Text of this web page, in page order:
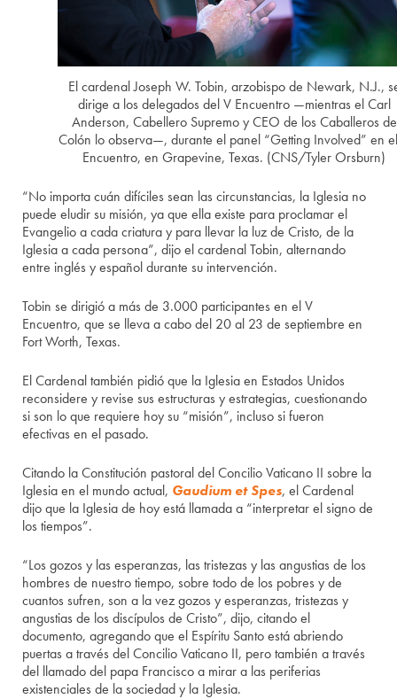
El cardenal Joseph W. Tobin, arzobispo de Newark, N.J.,
dirige a los delegados del V Encuentro —mientras el Carl
Anderson, Cabellero Supremo y CEO de los Caballeros de
Colón lo observa—, durante el panel “Getting Involved” en
Encuentro, en Grapevine, Texas. (CNS/Tyler Orsburn)
“No importa cuán difíciles sean las circunstancias, la Iglesia no
puede eludir su misión, ya que ella existe para proclamar el
Evangelio a cada criatura y para llevar la luz de Cristo, de la
Iglesia a cada persona”, dijo el cardenal Tobin, alternando
entre inglés y español durante su intervención.
Tobin se dirigió a más de 3.000 participantes en el V
Encuentro, que se lleva a cabo del 20 al 23 de septiembre en
Fort Worth, Texas.
El Cardenal también pidió que la Iglesia en Estados Unidos
reconsidere y revise sus estructuras y estrategias, cuestionando
si son lo que requiere hoy su “misión”, incluso si fueron
efectivas en el pasado.
Citando la Constitución pastoral del Concilio Vaticano II sobre la
Iglesia en el mundo actual, Gaudium et Spes, el Cardenal
dijo que la Iglesia de hoy está llamada a “interpretar el signo de
los tiempos”.
“Los gozos y las esperanzas, las tristezas y las angustias de los
hombres de nuestro tiempo, sobre todo de los pobres y de
cuantos sufren, son a la vez gozos y esperanzas, tristezas y
angustias de los discípulos de Cristo”, dijo, citando el
documento, agregando que el Espíritu Santo está abriendo
puertas a través del Concilio Vaticano II, pero también a través
del llamado del papa Francisco a mirar a las periferias
existenciales de la sociedad y la Iglesia.